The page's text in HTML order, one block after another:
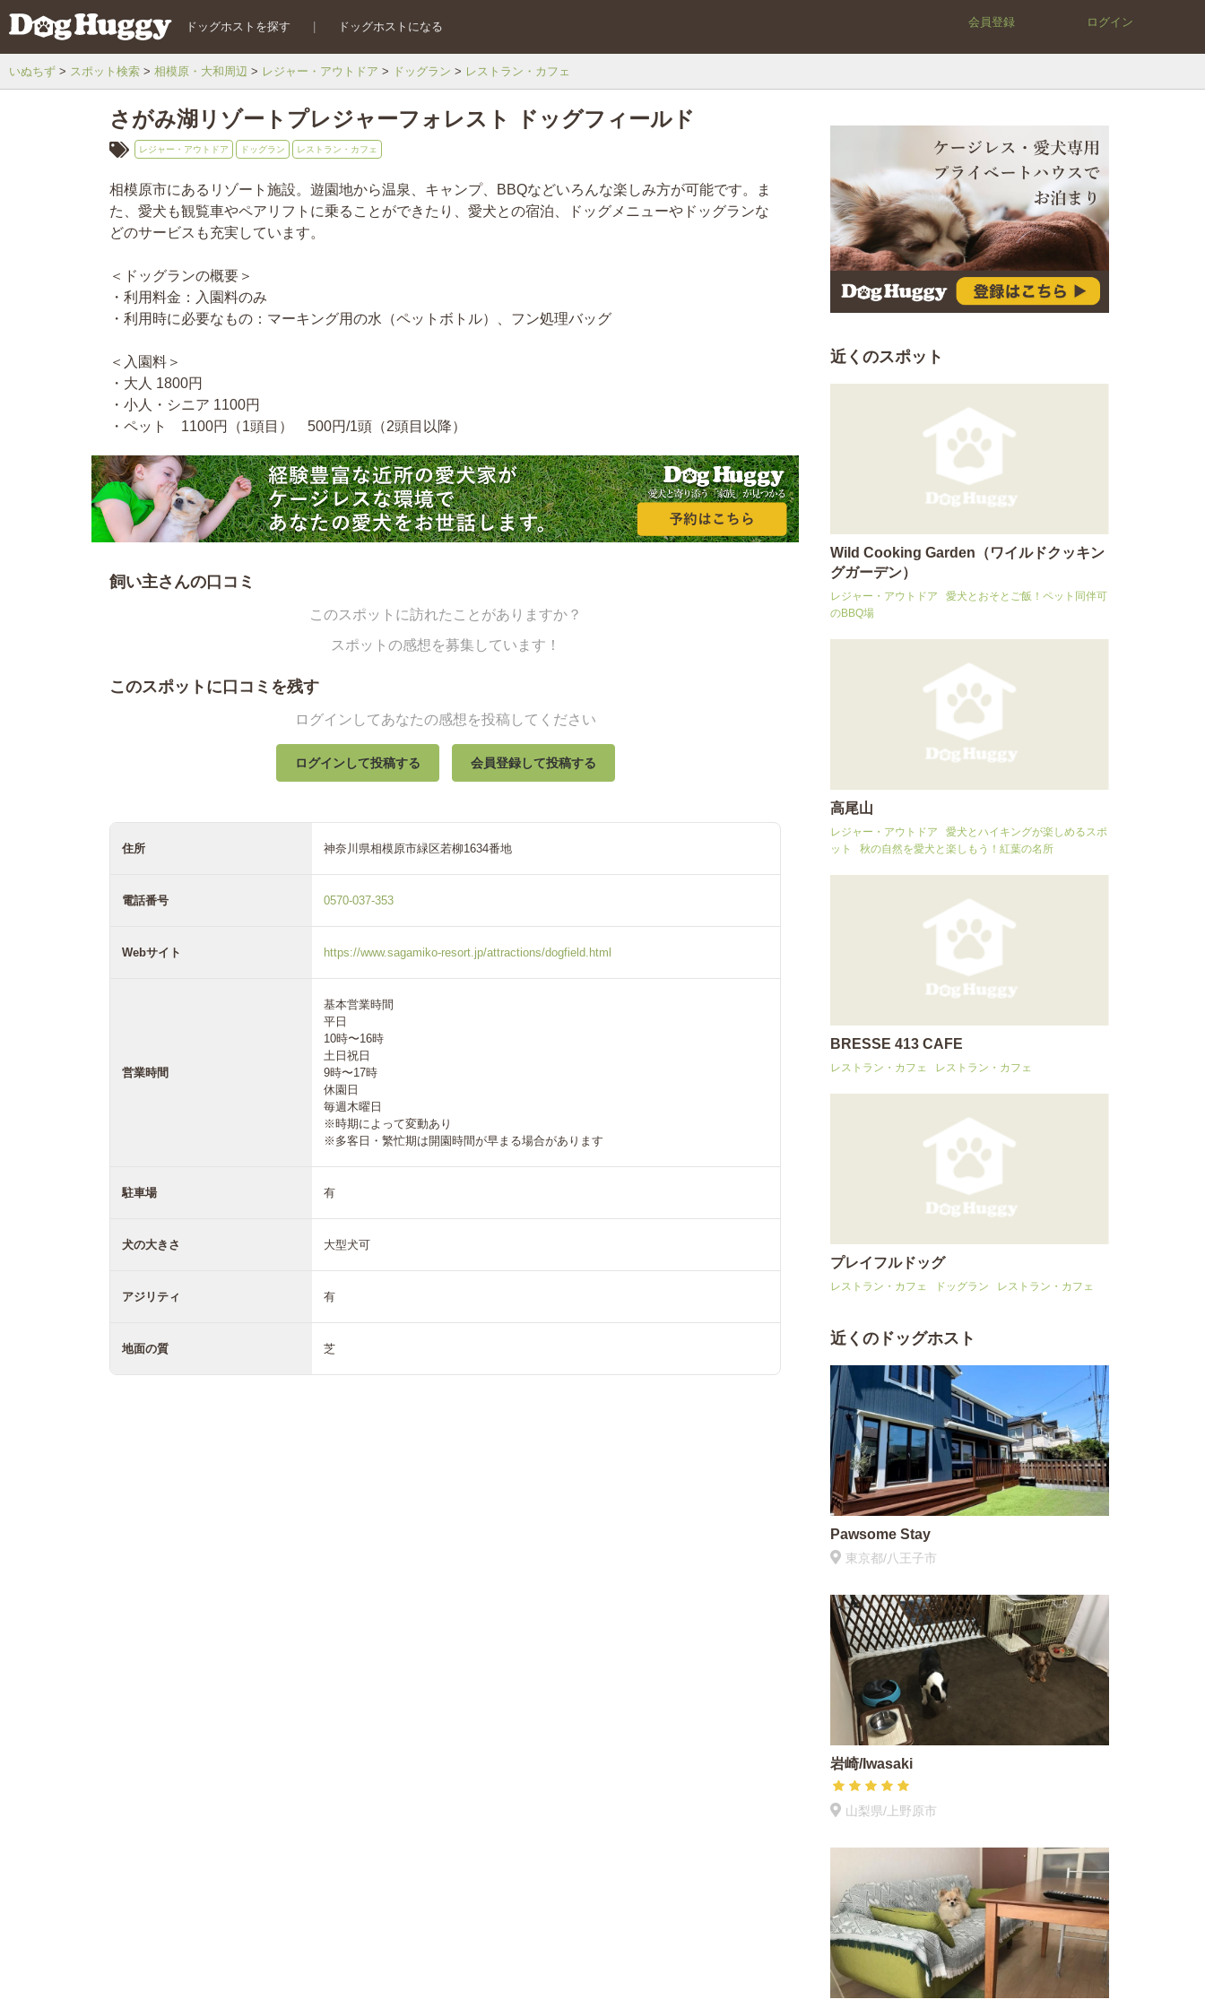
ドッグホストを探す ドッグホストになる 会員登録 ログイン
いぬちず スポット検索 相模原・大和周辺 レジャー・アウトドア ドッグラン レストラン・カフェ
さがみ湖リゾートプレジャーフォレスト ドッグフィールド
レジャー・アウトドア ドッグラン レストラン・カフェ
相模原市にあるリゾート施設。遊園地から温泉、キャンプ、BBQなどいろんな楽しみ方が可能です。ま
た、愛犬も観覧車やペアリフトに乗ることができたり、愛犬との宿泊、ドッグメニューやドッグランな
どのサービスも充実しています。
＜ドッグランの概要＞
・利用料金：入園料のみ
・利用時に必要なもの：マーキング用の水（ペットボトル）、フン処理バッグ
＜入園料＞
・大人 1800円
・小人・シニア 1100円
・ペット 1100円（1頭目） 500円/1頭（2頭目以降）
飼い主さんの口コミ
このスポットに訪れたことがありますか？
スポットの感想を募集しています！
このスポットに口コミを残す
ログインしてあなたの感想を投稿してください
ログインして投稿する 会員登録して投稿する
住所 神奈川県相模原市緑区若柳1634番地
電話番号 0570-037-353
Webサイト https://www.sagamiko-resort.jp/attractions/dogfield.html
営業時間
基本営業時間
平日
10時〜16時
土日祝日
9時〜17時
休園日
毎週木曜日
※時期によって変動あり
※多客日・繁忙期は開園時間が早まる場合があります
駐車場 有
犬の大きさ 大型犬可
アジリティ 有
地面の質 芝
近くのスポット
Wild Cooking Garden（ワイルドクッキン
グガーデン）
レジャー・アウトドア
愛犬とおそとご飯！ペット同伴可
のBBQ場
高尾山
レジャー・アウトドア
愛犬とハイキングが楽しめるスポ
ット
秋の自然を愛犬と楽しもう！紅葉の名所
BRESSE 413 CAFE
レストラン・カフェ レストラン・カフェ
プレイフルドッグ
レストラン・カフェ ドッグラン レストラン・カフェ
近くのドッグホスト
Pawsome Stay
東京都/八王子市
岩崎/Iwasaki
山梨県/上野原市